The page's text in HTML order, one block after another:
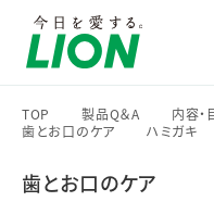
TOP
>
製品Q＆A
>
内容・
歯とお口のケア
ハミガキ
歯とお口のケア